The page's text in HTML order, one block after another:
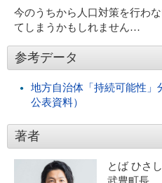
今のうちから人口対策を行わ
てしまうかもしれません…
参考データ
地方自治体「持続可能性」
公表資料）
著者
とば ひさし
武豊町長